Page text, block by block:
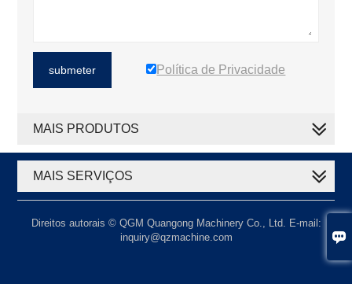

submeter Política de Privacidade
MAIS PRODUTOS
MAIS SERVIÇOS
Direitos autorais © QGM Quangong Machinery Co., Ltd. E-mail:
inquiry@qzmachine.com